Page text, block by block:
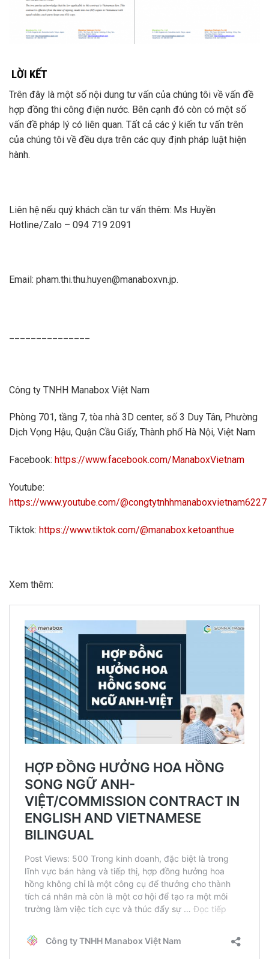
LỜI KẾT
Trên đây là một số nội dung tư vấn của chúng tôi về vấn đề
hợp đồng thi công điện nước. Bên cạnh đó còn có một số
vấn đề pháp lý có liên quan. Tất cả các ý kiến tư vấn trên
của chúng tôi về đều dựa trên các quy định pháp luật hiện
hành.
Liên hệ nếu quý khách cần tư vấn thêm: Ms Huyền
Hotline/Zalo – 094 719 2091
Email: pham.thi.thu.huyen@manaboxvn.jp.
Công ty TNHH Manabox Việt Nam
Phòng 701, tầng 7, tòa nhà 3D center, số 3 Duy Tân, Phường
Dịch Vọng Hậu, Quận Cầu Giấy, Thành phố Hà Nội, Việt Nam
Facebook: https://www.facebook.com/ManaboxVietnam
Youtube:
https://www.youtube.com/@congtytnhhmanaboxvietnam6227
Tiktok: https://www.tiktok.com/@manabox.ketoanthue
Xem thêm: